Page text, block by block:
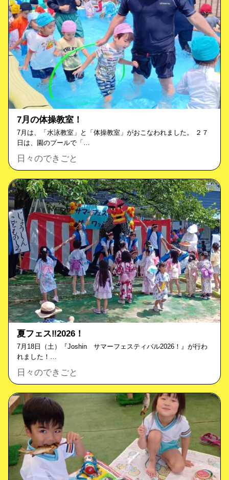
7月の体操教室！
7月は、「水泳教室」と「体操教室」がおこなわれました。 ２７
日は、園のプールで「…
日々のできごと
夏フェス‼2026！
7月18日（土）『Joshin サマーフェスティバル2026！』が行わ
れました！…
日々のできごと